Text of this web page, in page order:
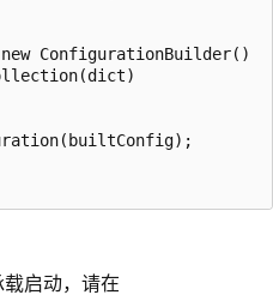
ConfigurationBuilder()
启动，请在